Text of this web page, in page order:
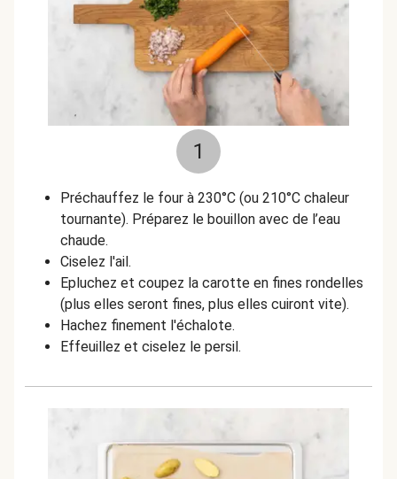
1
Préchauffez le four à 230°C (ou 210°C chaleur
tournante). Préparez le bouillon avec de l’eau
chaude.
Ciselez l'ail.
Epluchez et coupez la carotte en fines rondelles
(plus elles seront fines, plus elles cuiront vite).
Hachez finement l'échalote.
Effeuillez et ciselez le persil.